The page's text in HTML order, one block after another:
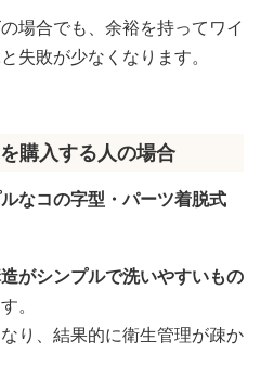
場合でも、余裕を持ってワイ
失敗が少なくなります。
購入する人の場合
なコの字型・パーツ着脱式
がシンプルで洗いやすいもの
。
り、結果的に衛生管理が疎か